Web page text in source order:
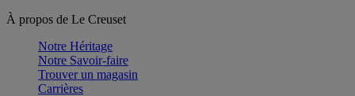
À propos de Le Creuset
Notre Héritage
Notre Savoir-faire
Trouver un magasin
Carrières